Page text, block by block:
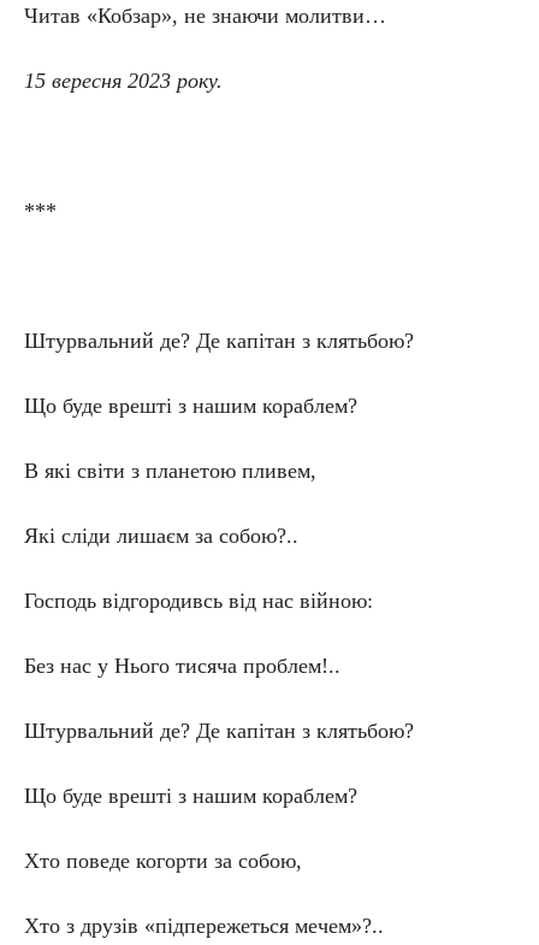
Читав «Кобзар», не знаючи молитви…
15 вересня 2023 року.
***
Штурвальний де? Де капітан з клятьбою?
Що буде врешті з нашим кораблем?
В які світи з планетою пливем,
Які сліди лишаєм за собою?..
Господь відгородивсь від нас війною:
Без нас у Нього тисяча проблем!..
Штурвальний де? Де капітан з клятьбою?
Що буде врешті з нашим кораблем?
Хто поведе когорти за собою,
Хто з друзів «підпережеться мечем»?..